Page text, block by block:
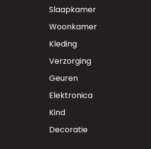
Slaapkamer
Woonkamer
Kleding
Verzorging
Geuren
Elektronica
Kind
Decoratie